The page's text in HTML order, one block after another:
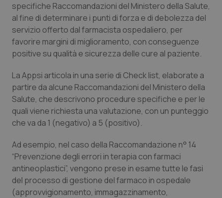
Calabria
Campania
Emilia-Romagna
Friuli Venezia Giulia
Lazio
Liguria
Lombardia
Marche
Asma & BPCO
Car-T
Colesterolo & coronaropatie
Dermatite Atopica
Diabete & glucometri
Disturbi dell’umore
Dolore
Donna & Salute
specifiche Raccomandazioni del Ministero della Salute,
al fine di determinare i punti di forza e di debolezza del
servizio offerto dal farmacista ospedaliero, per
favorire margini di miglioramento, con conseguenze
positive su qualità e sicurezza delle cure al paziente.
La Appsi articola in una serie di Check list, elaborate a
partire da alcune Raccomandazioni del Ministero della
Salute, che descrivono procedure specifiche e per le
quali viene richiesta una valutazione, con un punteggio
che va da 1 (negativo) a 5 (positivo).
Ad esempio, nel caso della Raccomandazione n° 14
“Prevenzione degli errori in terapia con farmaci
antineoplastici”, vengono prese in esame tutte le fasi
del processo di gestione del farmaco in ospedale
(approvvigionamento, immagazzinamento,